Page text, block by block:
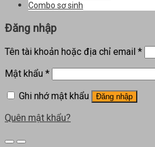
Combo sơ sinh
Đăng nhập
Tên tài khoản hoặc địa chỉ email *
Mật khẩu *
Ghi nhớ mật khẩu
Đăng nhập
Quên mật khẩu?